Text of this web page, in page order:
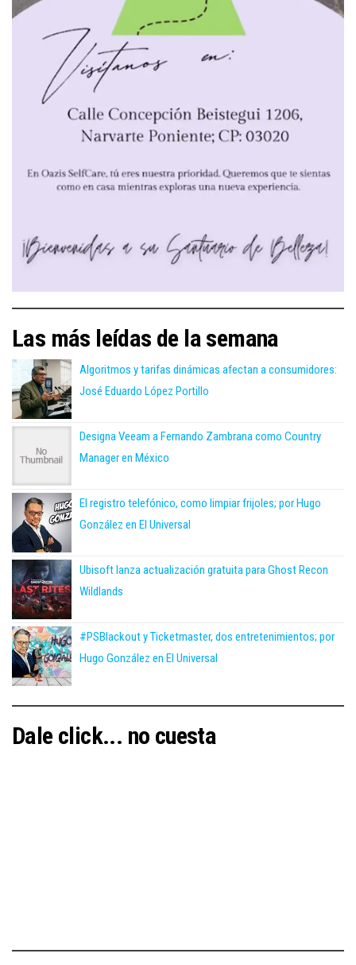
Las más leídas de la semana
Algoritmos y tarifas dinámicas afectan a consumidores:
José Eduardo López Portillo
Designa Veeam a Fernando Zambrana como Country
Manager en México
El registro telefónico, como limpiar frijoles; por Hugo
González en El Universal
Ubisoft lanza actualización gratuita para Ghost Recon
Wildlands
#PSBlackout y Ticketmaster, dos entretenimientos; por
Hugo González en El Universal
Dale click... no cuesta